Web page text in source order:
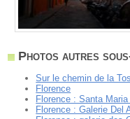
Photos autres
Sur le chemin de la
Florence
Florence : Santa
Florence : Galerie Del